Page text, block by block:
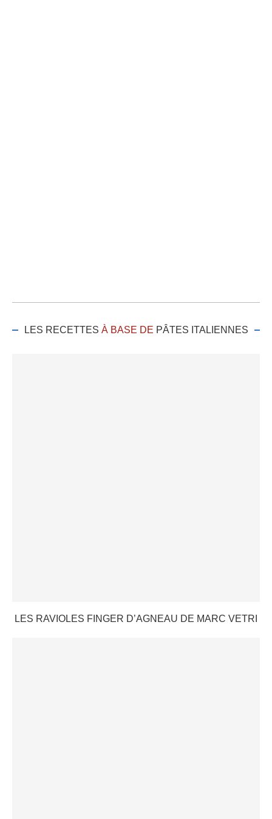
LES RECETTES À BASE DE PÂTES ITALIENNES
LES RAVIOLES FINGER D’AGNEAU DE MARC VETRI